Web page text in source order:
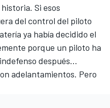
Si esos
del control del piloto
ya había decidido el
porque un piloto ha
después…
adelantamientos. Pero